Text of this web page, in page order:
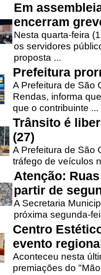
Em
encerram
Nesta quarta-feira
os servidores
proposta ...
Prefeitura
A Prefeitura de São
Rendas, informa
que o contribuinte ...
Trânsito é
(27)
A Prefeitura de São
tráfego de veículos
Atenção:
partir de
A Secretaria
próxima segunda-
Centro
evento
Aconteceu nesta
premiações do